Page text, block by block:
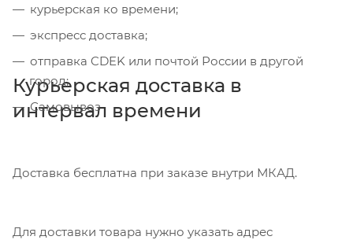
курьерская ко времени;
экспресс доставка;
отправка CDEK или почтой России в другой
город;
Самовывоз
Курьерская доставка в
интервал времени
Доставка бесплатна при заказе внутри МКАД.
Для доставки товара нужно указать адрес